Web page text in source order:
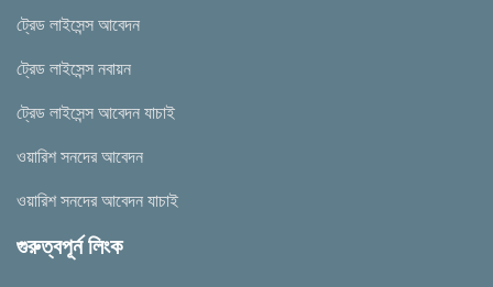
ট্রেড লাইসেন্স আবেদন
ট্রেড লাইসেন্স নবায়ন
ট্রেড লাইসেন্স আবেদন যাচাই
ওয়ারিশ সনদের আবেদন
ওয়ারিশ সনদের আবেদন যাচাই
গুরুত্বপূর্ন লিংক